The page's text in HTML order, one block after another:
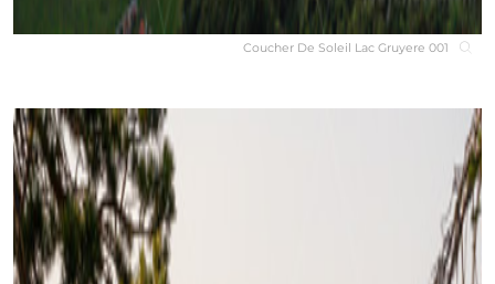
Coucher De Soleil Lac Gruyere 001